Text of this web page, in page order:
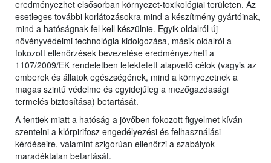
eredményezhet elsősorban környezet-toxikológiai területen. Az
esetleges további korlátozásokra mind a készítmény gyártóinak,
mind a hatóságnak fel kell készülnie. Egyik oldalról új
növényvédelmi technológia kidolgozása, másik oldalról a
fokozott ellenőrzések bevezetése eredményezheti a
1107/2009/EK rendeletben lefektetett alapvető célok (vagyis az
emberek és állatok egészségének, mind a környezetnek a
magas szintű védelme és egyidejűleg a mezőgazdasági
termelés biztosítása) betartását.
A fentiek miatt a hatóság a jövőben fokozott figyelmet kíván
szentelni a klórpirifosz engedélyezési és felhasználási
kérdéseire, valamint szigorúan ellenőrzi a szabályok
maradéktalan betartását.